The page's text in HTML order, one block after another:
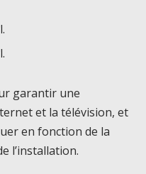
garantir une
et la télévision, et
en fonction de la
l’installation.